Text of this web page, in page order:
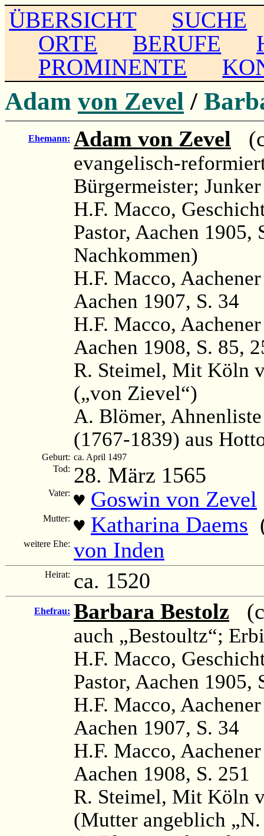
ÜBERSICHT
SUCHE
ORTE
BERUFE
PROMINENTE
Adam von Zevel /
Ehemann: Adam von Zevel
evangelisch-
Bürgermeister; Junker
H.F. Macco,
Pastor, Aachen
Nachkommen)
H.F. Macco,
Aachen 1907, S. 34
H.F. Macco,
Aachen 1908, S. 85,
R. Steimel, Mit Köln
(„von Zievel“)
A. Blömer,
(1767-1839) aus
Geburt: ca. April 1497
Tod: 28. März 1565
Vater: ♥ Goswin von Zevel
Mutter: ♥ Katharina Daems
weitere Ehe: von Inden
Heirat: ca. 1520
Ehefrau: Barbara Bestolz
auch „Bestoultz“;
H.F. Macco,
Pastor, Aachen 1905,
H.F. Macco,
Aachen 1907, S. 34
H.F. Macco,
Aachen 1908, S. 251
R. Steimel, Mit Köln
(Mutter angeblich